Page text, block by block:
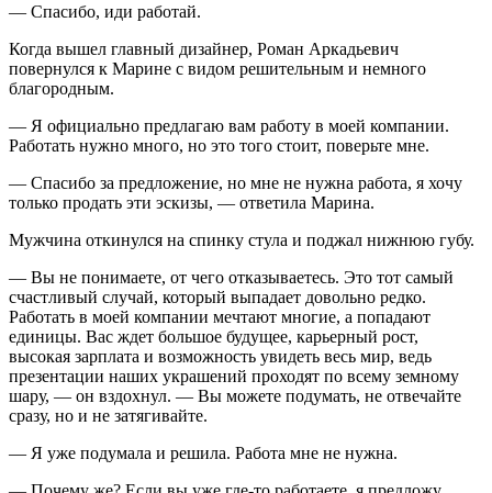
— Спасибо, иди работай.
Когда вышел главный дизайнер, Роман Аркадьевич
повернулся к Марине с видом решительным и немного
благородным.
— Я официально предлагаю вам работу в моей компании.
Работать нужно много, но это того стоит, поверьте мне.
— Спасибо за предложение, но мне не нужна работа, я хочу
только продать эти эскизы, — ответила Марина.
Мужчина откинулся на спинку стула и поджал нижнюю губу.
— Вы не понимаете, от чего отказываетесь. Это тот самый
счастливый случай, который выпадает довольно редко.
Работать в моей компании мечтают многие, а попадают
единицы. Вас ждет большое будущее, карьерный рост,
высокая зарплата и возможность увидеть весь мир, ведь
презентации наших украшений проходят по всему земному
шару, — он вздохнул. — Вы можете подумать, не отвечайте
сразу, но и не затягивайте.
— Я уже подумала и решила. Работа мне не нужна.